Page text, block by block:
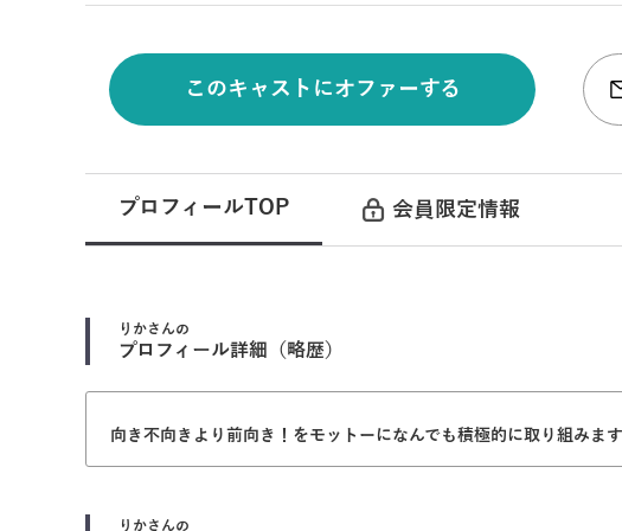
このキャストにオファーする
プロフィールTOP 会員限定情報
りかさんの
プロフィール詳細（略歴）
向き不向きより前向き！をモットーになんでも積極的に取り組みま
りかさんの